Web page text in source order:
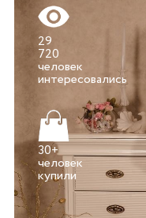
29
720
человек
интересовались
30+
человек